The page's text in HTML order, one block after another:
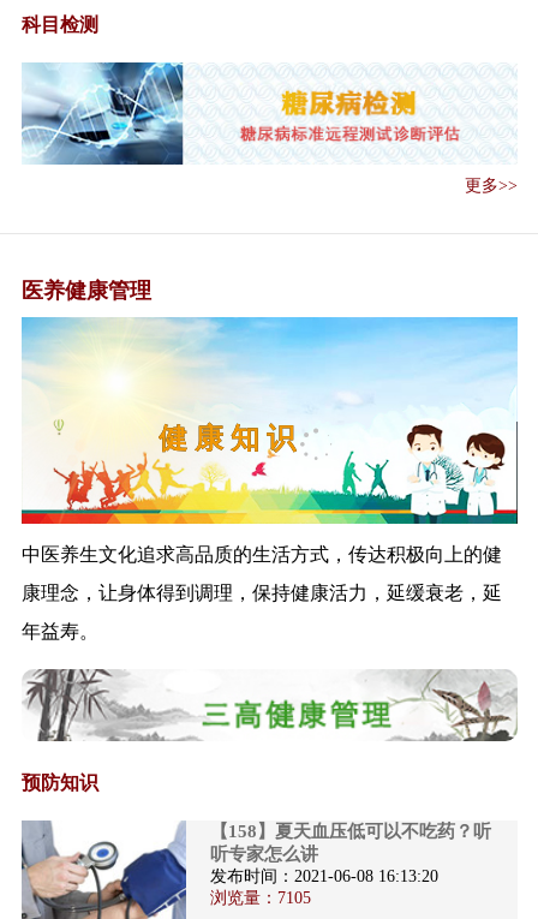
行）》解读
《关于推行医疗机构、医师、护
士电子证照工...
《新冠肺炎疫情期间办公场所和
《新冠肺炎疫情期间公共交通工
救治临时特殊...
《关于进一步规范医疗机构名称
管理工作的通...
《关于进一步做好入境人员集中
隔离医学观察...
《关于进一步加强无烟医疗卫生
机构建设工作...
控制指标（2...
《关于加强基层医疗卫生机构绩
《国家卫生健康委关于加强卫生
健康统计工作...
解读《新冠肺炎治愈患者心理疏
导工作方案》
解读《探索抑郁症防治特色服务
科目检测
更多>>
医养健康管理
三 高 病 症
中医养生文化追求高品质的生活方式，传达积极向上的健
康理念，让身体得到调理，保持健康活力，延缓衰老，延
年益寿。
预防知识
【158】夏天血压低可以不吃药？听
听专家怎么讲
发布时间：2021-06-08 16:13:20
浏览量： 7105